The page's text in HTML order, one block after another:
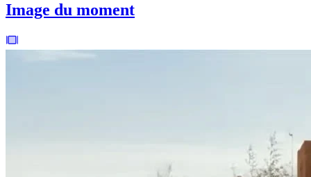
Image du moment